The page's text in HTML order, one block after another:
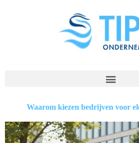
Waarom kiezen bedrijven voor